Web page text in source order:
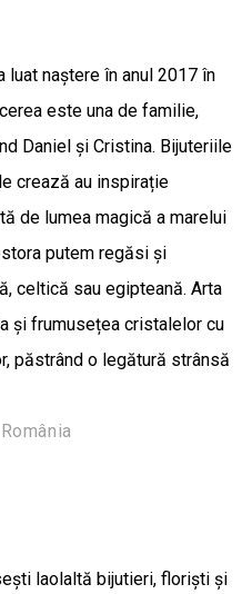
luat naștere în anul 2017 în
este una de familie,
Daniel și Cristina. Bijuteriile
crează au inspirație
de lumea magică a marelui
putem regăsi și
celtică sau egipteană. Arta
și frumusețea cristalelor cu
păstrând o legătură strânsă
laolaltă bijutieri, floriști și